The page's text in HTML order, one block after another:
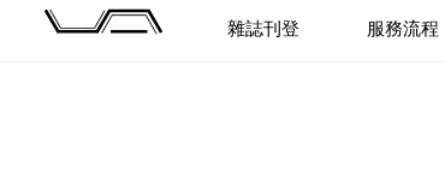
雜誌刊登 服務流程